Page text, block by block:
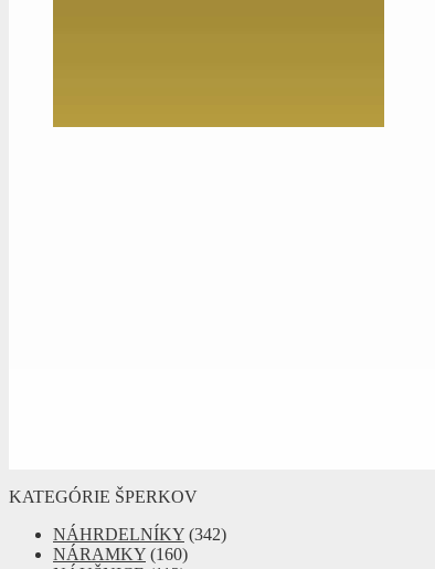
KATEGÓRIE ŠPERKOV
NÁHRDELNÍKY (342)
NÁRAMKY (160)